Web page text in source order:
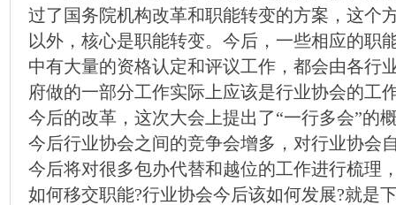
过了国务院机构改革和职能转变的方案，这个
以外，核心是职能转变。今后，一些相应的职
中有大量的资格认定和评议工作，都会由各行
府做的一部分工作实际上应该是行业协会的工
今后的改革，这次大会上提出了“一行多会”的
今后行业协会之间的竞争会增多，对行业协会
今后将对很多包办代替和越位的工作进行梳理
如何移交职能?行业协会今后该如何发展?就是